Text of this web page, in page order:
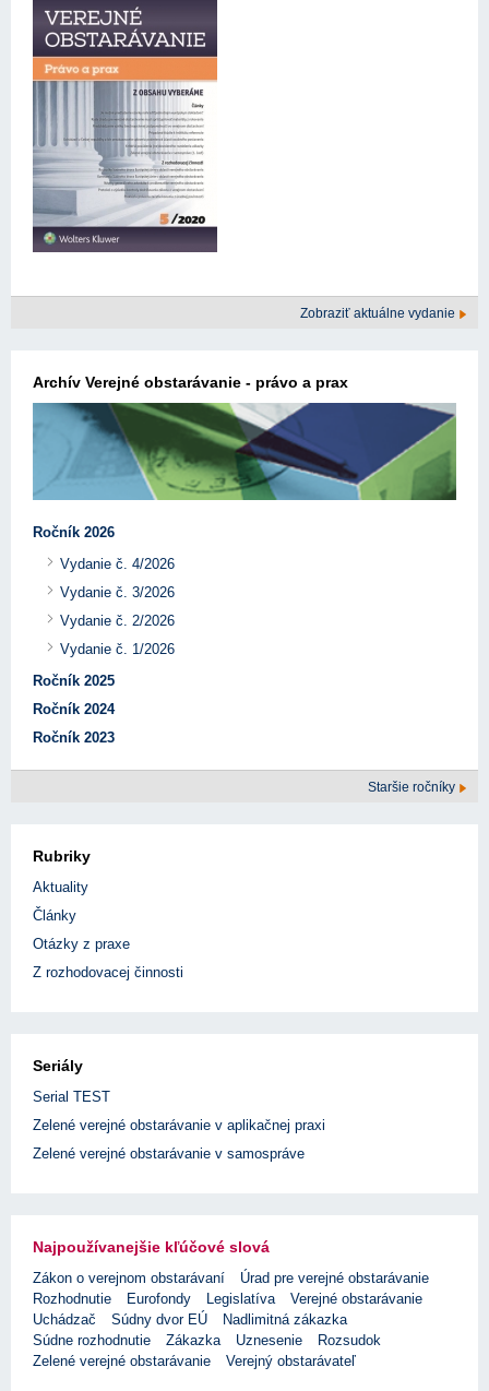
Zobraziť aktuálne vydanie
Archív Verejné obstarávanie - právo a prax
Ročník 2026
Vydanie č. 4/2026
Vydanie č. 3/2026
Vydanie č. 2/2026
Vydanie č. 1/2026
Ročník 2025
Ročník 2024
Ročník 2023
Staršie ročníky
Rubriky
Aktuality
Články
Otázky z praxe
Z rozhodovacej činnosti
Seriály
Serial TEST
Zelené verejné obstarávanie v aplikačnej praxi
Zelené verejné obstarávanie v samospráve
Najpoužívanejšie kľúčové slová
Zákon o verejnom obstarávaní
Úrad pre verejné obstarávanie
Rozhodnutie
Eurofondy Legislatíva
Verejné obstarávanie
Uchádzač
Súdny dvor EÚ
Nadlimitná zákazka
Súdne rozhodnutie
Zákazka Uznesenie
Rozsudok
Zelené verejné obstarávanie
Verejný obstarávateľ